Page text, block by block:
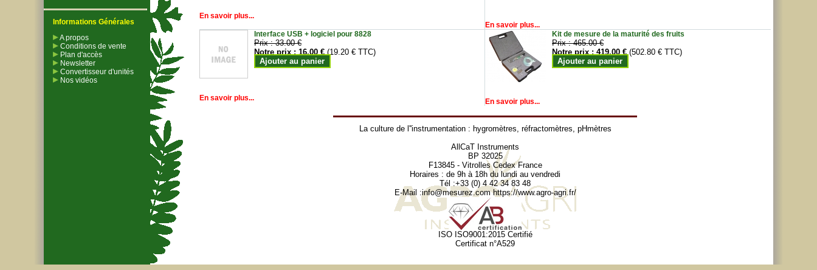
Informations Générales
A propos
Conditions de vente
Plan d'accès
Newsletter
Convertisseur d'unités
Nos vidéos
En savoir plus...
En savoir plus...
Interface USB + logiciel pour 8828
Prix :33.00 €
Notre prix :16.00 € (19.20 € TTC)
Ajouter au panier
En savoir plus...
Kit de mesure de la maturité des fruits
Prix :465.00 €
Notre prix :419.00 € (502.80 € TTC)
Ajouter au panier
En savoir plus...
La culture de l''instrumentation : hygromètres, réfractomètres, pHmètres
AllCaT Instruments
BP 32025
F13845 - Vitrolles Cedex France
Horaires : de 9h à 18h du lundi au vendredi
Tél :+33 (0) 4 42 34 83 48
E-Mail :info@mesurez.com https://www.agro-agri.fr/
ISO ISO9001:2015 Certifié
Certificat n°A529